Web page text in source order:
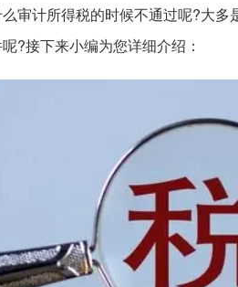
审计所得税的时候不通过呢?大
?接下来小编为您详细介绍：